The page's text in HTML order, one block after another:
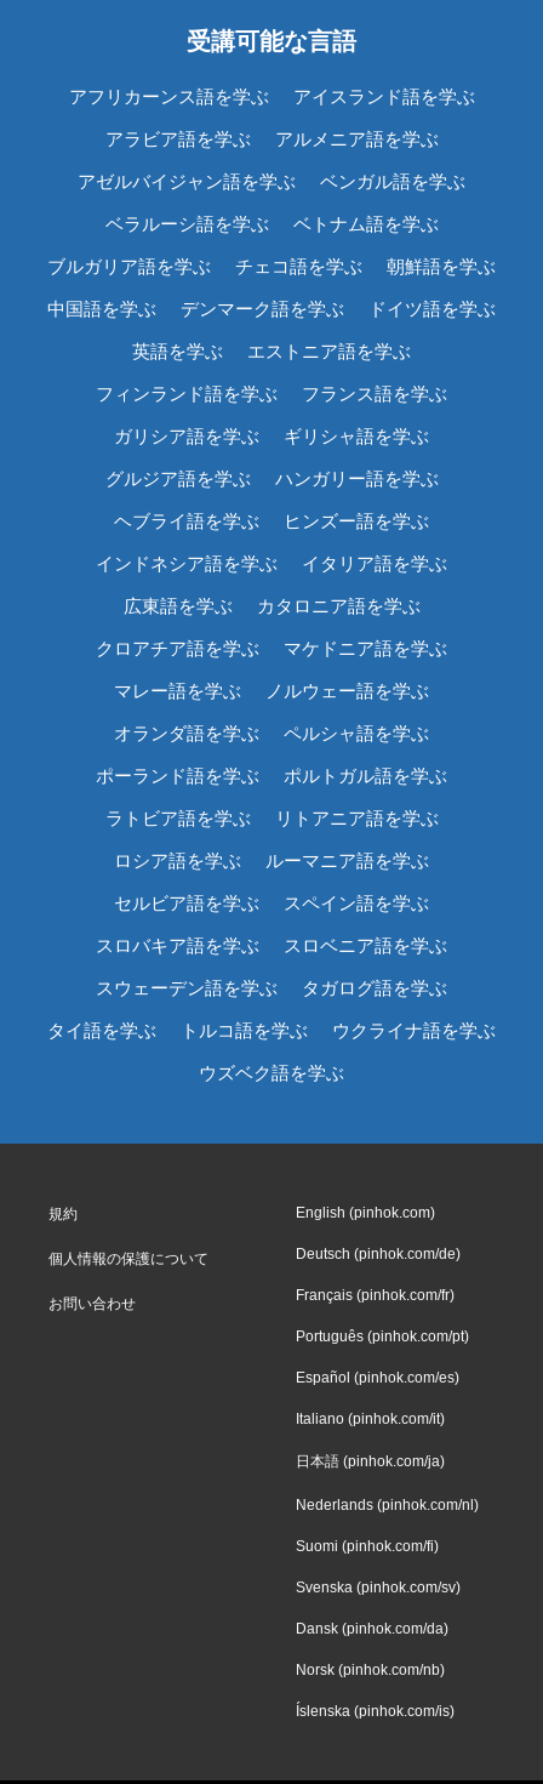
受講可能な言語
アフリカーンス語を学ぶ アイスランド語を学ぶ
アラビア語を学ぶ アルメニア語を学ぶ
アゼルバイジャン語を学ぶ ベンガル語を学ぶ
ベラルーシ語を学ぶ ベトナム語を学ぶ
ブルガリア語を学ぶ チェコ語を学ぶ 朝鮮語を学ぶ
中国語を学ぶ デンマーク語を学ぶ ドイツ語を学ぶ
英語を学ぶ エストニア語を学ぶ
フィンランド語を学ぶ フランス語を学ぶ
ガリシア語を学ぶ ギリシャ語を学ぶ
グルジア語を学ぶ ハンガリー語を学ぶ
ヘブライ語を学ぶ ヒンズー語を学ぶ
インドネシア語を学ぶ イタリア語を学ぶ
広東語を学ぶ カタロニア語を学ぶ
クロアチア語を学ぶ マケドニア語を学ぶ
マレー語を学ぶ ノルウェー語を学ぶ
オランダ語を学ぶ ペルシャ語を学ぶ
ポーランド語を学ぶ ポルトガル語を学ぶ
ラトビア語を学ぶ リトアニア語を学ぶ
ロシア語を学ぶ ルーマニア語を学ぶ
セルビア語を学ぶ スペイン語を学ぶ
スロバキア語を学ぶ スロベニア語を学ぶ
スウェーデン語を学ぶ タガログ語を学ぶ
タイ語を学ぶ トルコ語を学ぶ ウクライナ語を学ぶ
ウズベク語を学ぶ
規約
個人情報の保護について
お問い合わせ
English (pinhok.com)
Deutsch (pinhok.com/de)
Français (pinhok.com/fr)
Português (pinhok.com/pt)
Español (pinhok.com/es)
Italiano (pinhok.com/it)
日本語 (pinhok.com/ja)
Nederlands (pinhok.com/nl)
Suomi (pinhok.com/fi)
Svenska (pinhok.com/sv)
Dansk (pinhok.com/da)
Norsk (pinhok.com/nb)
Íslenska (pinhok.com/is)